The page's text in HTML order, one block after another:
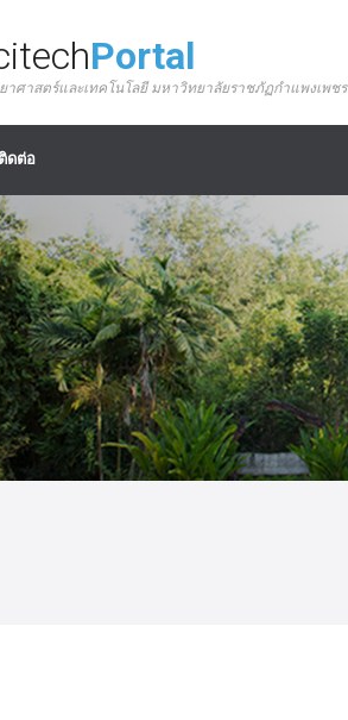
Portal
ศาสตร์และเทคโนโลยี มหาวิทยาลัยราชภัฏกำแพงเพชร
ติดต่อ